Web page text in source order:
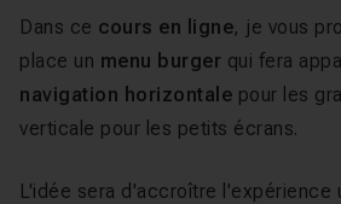
Dans ce cours en ligne, je vous
place un menu burger qui fera
navigation horizontale pour les
verticale pour les petits écrans.
L'idée sera d'accroître l'expérience